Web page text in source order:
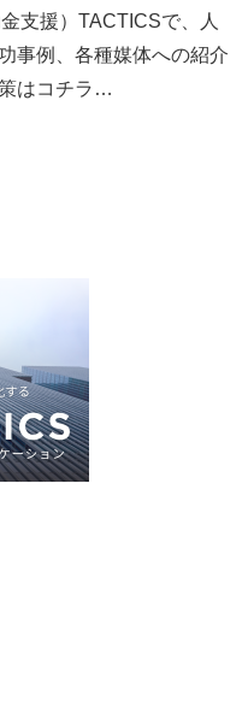
支援）TACTICSで、人
事例、各種媒体への紹介
はコチラ…